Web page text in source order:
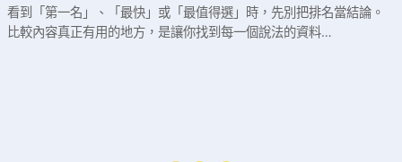
看到「第一名」、「最快」或「最值得選」時，先別把排名當結論。
比較內容真正有用的地方，是讓你找到每一個說法的資料…